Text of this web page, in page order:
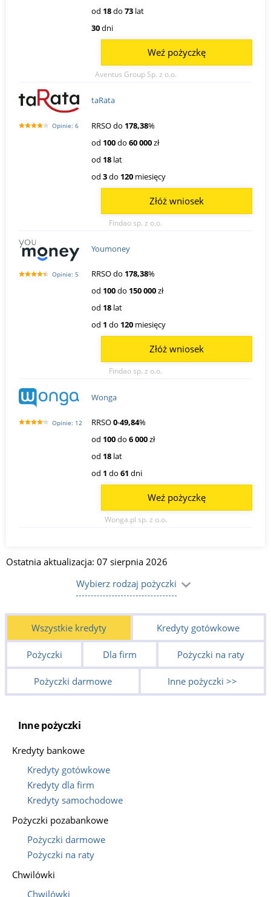
od 18do 73 lat
30dni
Aventus Group Sp. z o.o.
Weź pożyczkę
Opinie: 6
taRata
RRSO do 178,38%
od 100do 60 000zł
od 18 lat
od 3do 120 miesięcy
Findao sp. z o.o.
Złóż wniosek
Opinie: 5
Youmoney
RRSO do 178,38%
od 100do 150 000zł
od 18 lat
od 1 do 120 miesięcy
Findao sp. z o.o.
Złóż wniosek
Opinie: 12
Wonga
RRSO0-49,84%
od 100do 6 000zł
od 18 lat
od 1 do 61 dni
Wonga.pl sp. z o.o.
Weź pożyczkę
Ostatnia aktualizacja: 07 sierpnia 2026
Wybierz rodzaj pożyczki
Wszystkie kredyty Kredyty gotówkowe
Pożyczki Dla firm Pożyczki na raty
Pożyczki darmowe Inne pożyczki >>
Inne pożyczki
Kredyty bankowe
Kredyty gotówkowe
Kredyty dla firm
Kredyty samochodowe
Pożyczki pozabankowe
Pożyczki darmowe
Pożyczki na raty
Chwilówki
Chwilówki